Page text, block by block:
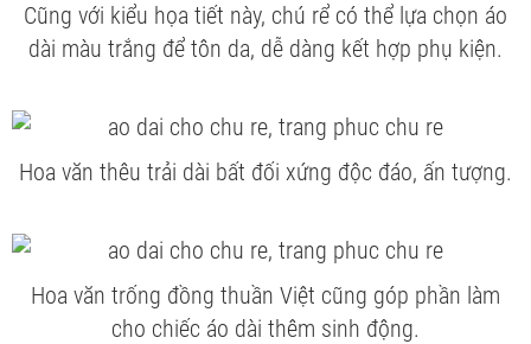
Cũng với kiểu họa tiết này, chú rể có thể lựa chọn áo
dài màu trắng để tôn da, dễ dàng kết hợp phụ kiện.
Hoa văn thêu trải dài bất đối xứng độc đáo, ấn tượng.
Hoa văn trống đồng thuần Việt cũng góp phần làm
cho chiếc áo dài thêm sinh động.